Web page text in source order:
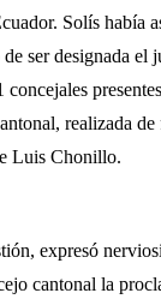
Solís había
ser designada el
realizada
Luis Chonillo.
expresó
cantonal la